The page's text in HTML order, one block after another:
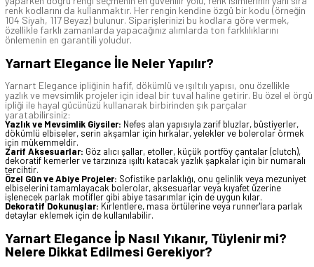
renk kodlarını da kullanmaktır. Her rengin kendine özgü bir kodu (örneğin
104 Siyah, 117 Beyaz) bulunur. Siparişlerinizi bu kodlara göre vermek,
özellikle farklı zamanlarda yapacağınız alımlarda ton farklılıklarını
önlemenin en garantili yoludur.
Yarnart Elegance İle Neler Yapılır?
Yarnart Elegance ipliğinin hafif, dökümlü ve ışıltılı yapısı, onu özellikle
yazlık ve mevsimlik projeler için ideal bir tuval haline getirir. Bu özel el örgü
ipliği ile hayal gücünüzü kullanarak birbirinden şık parçalar
yaratabilirsiniz:
Yazlık ve Mevsimlik Giysiler: Nefes alan yapısıyla zarif bluzlar, büstiyerler,
dökümlü elbiseler, serin akşamlar için hırkalar, yelekler ve bolerolar örmek
için mükemmeldir.
Zarif Aksesuarlar: Göz alıcı şallar, etoller, küçük portföy çantalar (clutch),
dekoratif kemerler ve tarzınıza ışıltı katacak yazlık şapkalar için bir numaralı
tercihtir.
Özel Gün ve Abiye Projeler: Sofistike parlaklığı, onu gelinlik veya mezuniyet
elbiselerini tamamlayacak bolerolar, aksesuarlar veya kıyafet üzerine
işlenecek parlak motifler gibi abiye tasarımlar için de uygun kılar.
Dekoratif Dokunuşlar: Kırlentlere, masa örtülerine veya runner'lara parlak
detaylar eklemek için de kullanılabilir.
Yarnart Elegance İp Nasıl Yıkanır, Tüylenir mi?
Nelere Dikkat Edilmesi Gerekiyor?